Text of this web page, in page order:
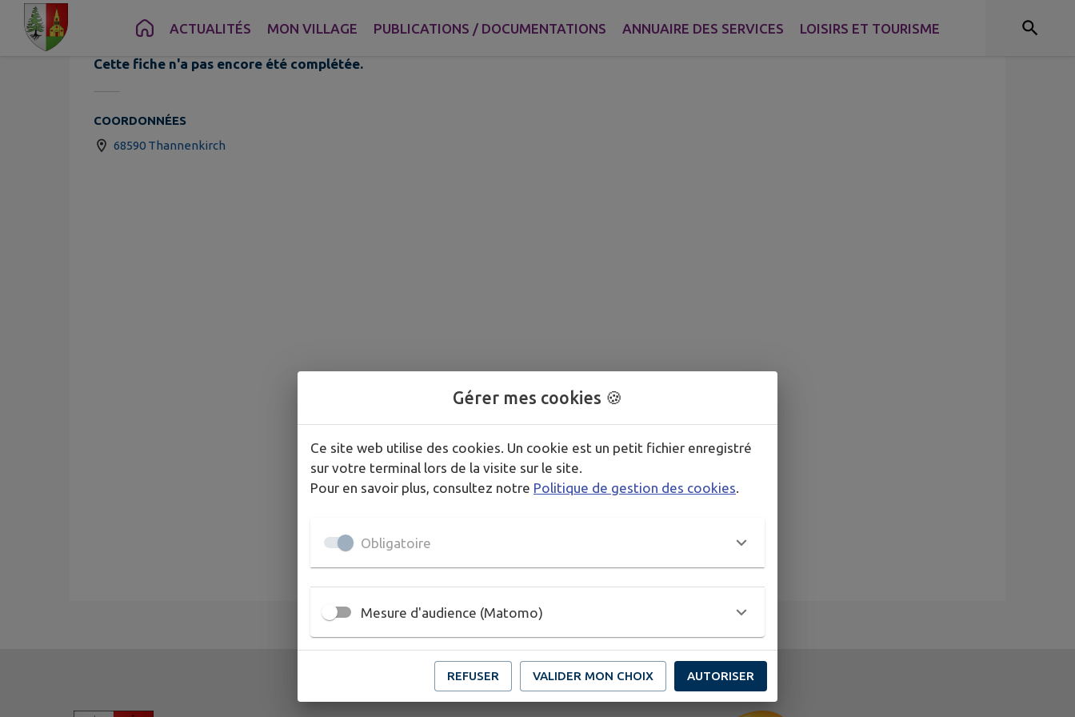
Contenu Recherche Pied de page
ACTUALITÉS MON VILLAGE PUBLICATIONS / DOCUMENTATIONS ANNUAIRE DES SERVICES LOISIRS ET TOURISME
Association des anciens combattants
Cette fiche n'a pas encore été complétée.
COORDONNÉES
68590 Thannenkirch
Gérer mes cookies 🍪
Ce site web utilise des cookies. Un cookie est un petit fichier enregistré
sur votre terminal lors de la visite sur le site.
Pour en savoir plus, consultez notre Politique de gestion des cookies.
Obligatoire
Mesure d'audience (Matomo)
REFUSER VALIDER MON CHOIX AUTORISER